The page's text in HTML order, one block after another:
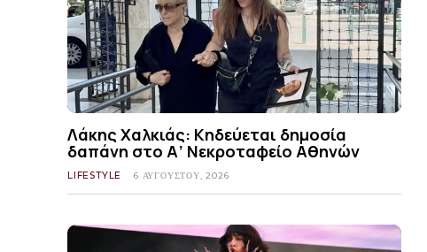
Λάκης Χαλκιάς: Κηδεύεται δημοσία
δαπάνη στο Α’ Νεκροταφείο Αθηνών
LIFESTYLE 6 ΑΥΓΟΎΣΤΟΥ, 2026